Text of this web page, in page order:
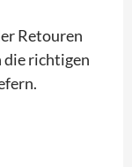
Retouren
die richtigen